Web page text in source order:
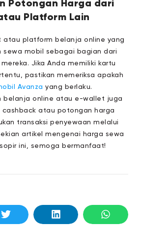
Potongan Harga dari
Platform Lain
atau platform belanja online yang
sewa mobil sebagai bagian dari
Jika Anda memiliki kartu
pastikan memeriksa apakah
Avanza yang berlaku.
belanja online atau e-wallet juga
cashback atau potongan harga
transaksi penyewaan melalui
artikel mengenai harga sewa
ini, semoga bermanfaat!